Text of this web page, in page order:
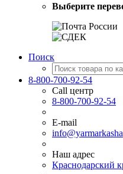
Выберите
Поиск
8-800-700-92-54
Call центр
8-800-700-92-54
E-mail
Наш адрес
Краснодарский